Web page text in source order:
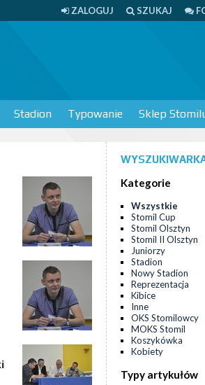
ZALOGUJ SZUKAJ
Stadion Typowanie Sklep
Kategorie
Wszystkie
Stomil Cup
Stomil Olsztyn
Stomil II Olsztyn
Juniorzy
Stadion
Nowy Stadion
Reprezentacja
Kibice
Inne
OKS Stomilowcy
MOKS Stomil
Koszykówka
Kobiety
Typy artykułów